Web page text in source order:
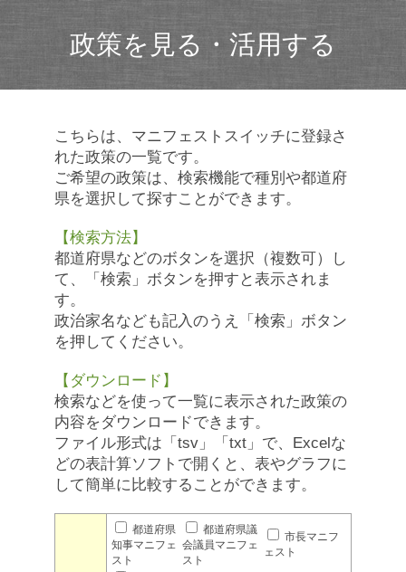
政策を見る・活用する
こちらは、マニフェストスイッチに登録さ
れた政策の一覧です。
ご希望の政策は、検索機能で種別や都道府
県を選択して探すことができます。
【検索方法】
都道府県などのボタンを選択（複数可）し
て、「検索」ボタンを押すと表示されま
す。
政治家名なども記入のうえ「検索」ボタン
を押してください。
【ダウンロード】
検索などを使って一覧に表示された政策の
内容をダウンロードできます。
ファイル形式は「tsv」「txt」で、Excelな
どの表計算ソフトで開くと、表やグラフに
して簡単に比較することができます。
都道府県
知事マニフェ
スト
都道府県議
会議員マニフェ
スト
市長マニフ
ェスト